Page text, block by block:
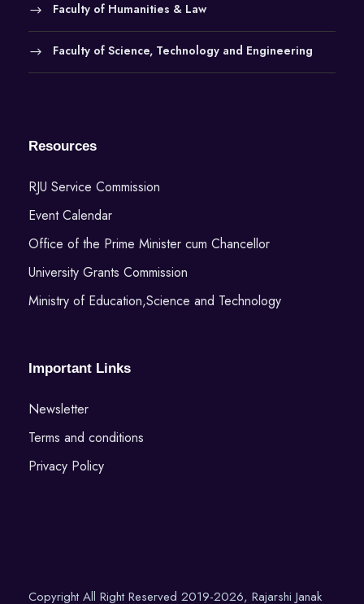
Faculty of Humanities & Law
Faculty of Science, Technology and Engineering
Resources
RJU Service Commission
Event Calendar
Office of the Prime Minister cum Chancellor
University Grants Commission
Ministry of Education,Science and Technology
Important Links
Newsletter
Terms and conditions
Privacy Policy
Copyright All Right Reserved 2019-2026, Rajarshi Janak